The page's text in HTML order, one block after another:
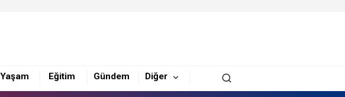
Yaşam Eğitim Gündem Diğer